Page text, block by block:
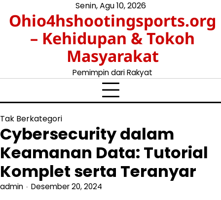
content
Senin, Agu 10, 2026
Ohio4hshootingsports.org
– Kehidupan & Tokoh
Masyarakat
Pemimpin dari Rakyat
Tak Berkategori
Cybersecurity dalam
Keamanan Data: Tutorial
Komplet serta Teranyar
admin Desember 20, 2024